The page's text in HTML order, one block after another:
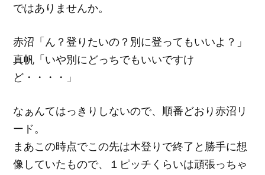
ではありませんか。
赤沼「ん？登りたいの？別に登ってもいいよ？」
真帆「いや別にどっちでもいいですけ
ど・・・・」
なぁんてはっきりしないので、順番どおり赤沼リ
ード。
まあこの時点でこの先は木登りで終了と勝手に想
像していたもので、１ピッチくらいは頑張っちゃ